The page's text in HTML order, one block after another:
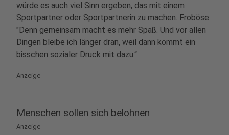
würde es auch viel Sinn ergeben, das mit einem
Sportpartner oder Sportpartnerin zu machen. Froböse:
"Denn gemeinsam macht es mehr Spaß. Und vor allen
Dingen bleibe ich länger dran, weil dann kommt ein
bisschen sozialer Druck mit dazu.“
Anzeige
Menschen sollen sich belohnen
Anzeige